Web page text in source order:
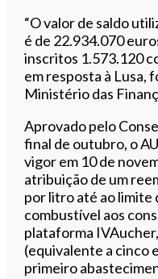
“O valor de saldo
é de 22.934.070
inscritos 1.573.120
em resposta à Lusa,
Ministério das
Aprovado pelo
final de outubro, o
vigor em 10 de
atribuição de um
por litro até ao limite
combustível aos
plataforma
(equivalente a cinco
primeiro